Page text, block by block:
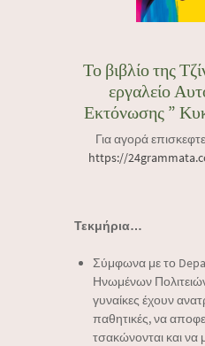
Το βιβλίο της
εργαλείο
Εκτόνωσης ”
Για αγορά
https://
Τεκμήρια…
Σύμφωνα με το
Ηνωμένων
γυναίκες έχουν
παθητικές, να
τσακώνονται και να